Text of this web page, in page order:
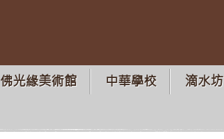
佛光緣美術館 中華學校 滴水坊